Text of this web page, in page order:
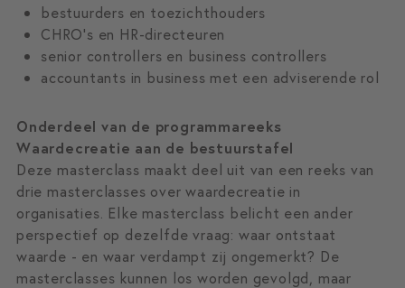
bestuurders en toezichthouders
CHRO’s en HR-directeuren
senior controllers en business controllers
accountants in business met een adviserende rol
Onderdeel van de programmareeks
Waardecreatie aan de bestuurstafel
Deze masterclass maakt deel uit van een reeks van
drie masterclasses over waardecreatie in
organisaties. Elke masterclass belicht een ander
perspectief op dezelfde vraag: waar ontstaat
waarde - en waar verdampt zij ongemerkt? De
masterclasses kunnen los worden gevolgd, maar